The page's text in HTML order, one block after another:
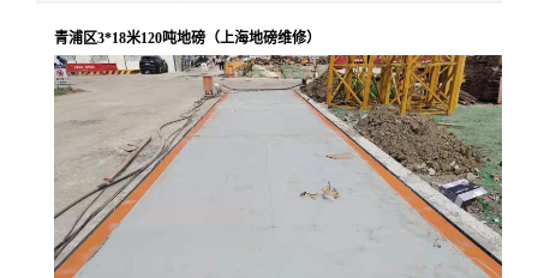
青浦区3*18米120吨地磅（上海地磅维修）